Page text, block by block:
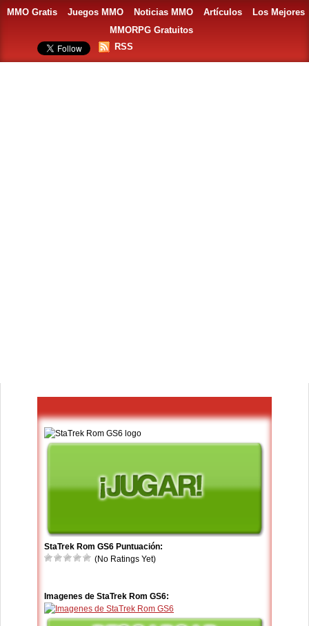
MMO Gratis Juegos MMO Noticias MMO Artículos
Los Mejores
MMORPG Gratuitos
RSS
StaTrek Rom GS6 Puntuación:
(No Ratings Yet)
Imagenes de StaTrek Rom GS6: